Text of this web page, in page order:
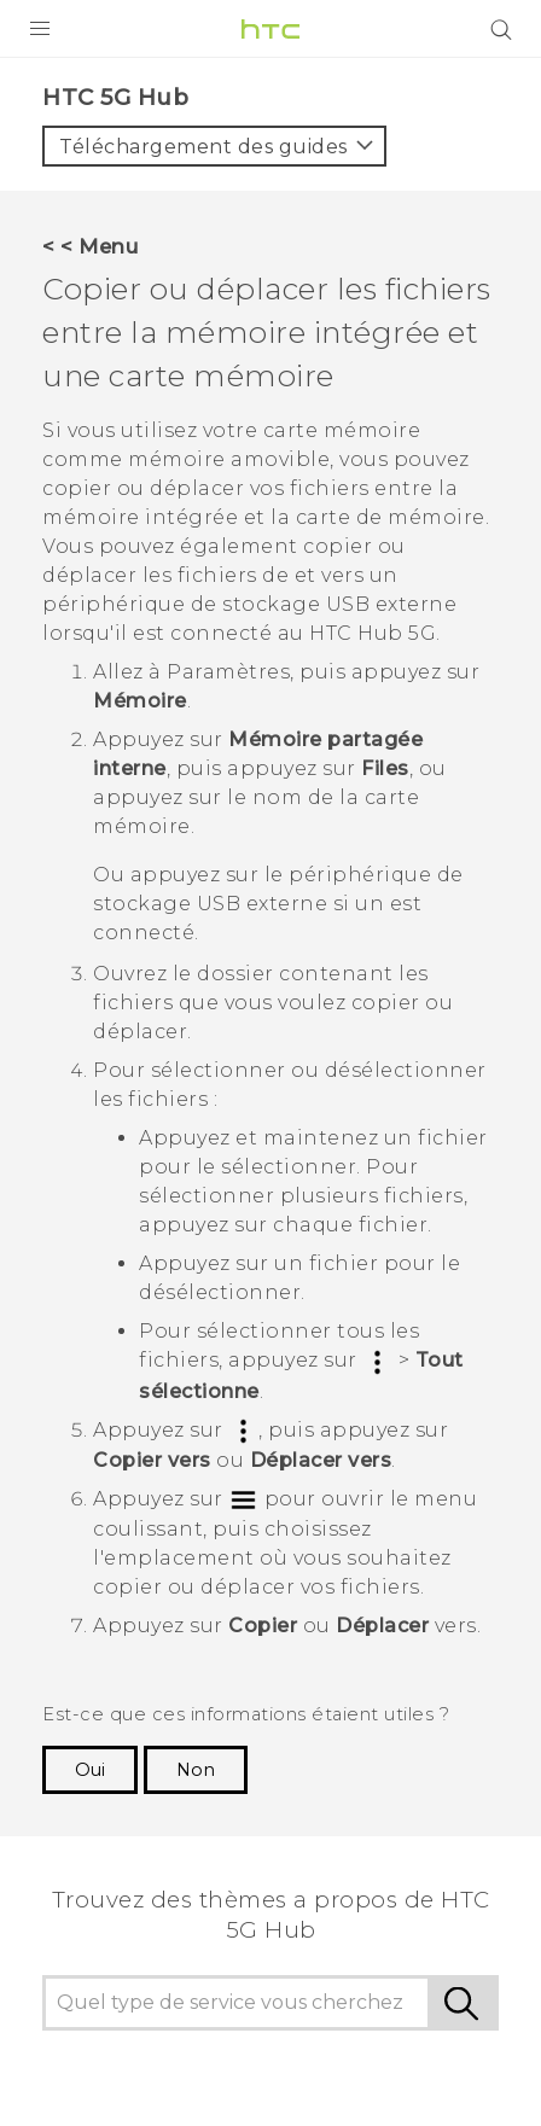
VIVE
VIVERSE
ASSISTANCE
Appareils HTC & Accessoires
Connexion
HTC 5G Hub‎
Téléchargement des guides
< < Menu
Copier ou déplacer les fichiers
entre la mémoire intégrée et
une carte mémoire
Si vous utilisez votre carte mémoire
comme mémoire amovible, vous pouvez
copier ou déplacer vos fichiers entre la
mémoire intégrée et la carte de mémoire.
Vous pouvez également copier ou
déplacer les fichiers de et vers un
périphérique de stockage USB externe
lorsqu'il est connecté au HTC Hub 5G‍.
Allez à Paramètres, puis appuyez sur
Mémoire.
Appuyez sur Mémoire partagée
interne, puis appuyez sur Files, ou
appuyez sur le nom de la carte
mémoire.
Ou appuyez sur le périphérique de
stockage USB externe si un est
connecté.
Ouvrez le dossier contenant les
fichiers que vous voulez copier ou
déplacer.
Pour sélectionner ou désélectionner
les fichiers :
Appuyez et maintenez un fichier
pour le sélectionner. Pour
sélectionner plusieurs fichiers,
appuyez sur chaque fichier.
Appuyez sur un fichier pour le
désélectionner.
Pour sélectionner tous les
fichiers, appuyez sur
> Tout
sélectionne.
Appuyez sur
, puis appuyez sur
Copier vers ou Déplacer vers.
Appuyez sur
pour ouvrir le menu
coulissant, puis choisissez
l'emplacement où vous souhaitez
copier ou déplacer vos fichiers.
Appuyez sur Copierou Déplacervers.
Est-ce que ces informations étaient utiles ?
Oui
Non
Trouvez des thèmes a propos de HTC
5G Hub